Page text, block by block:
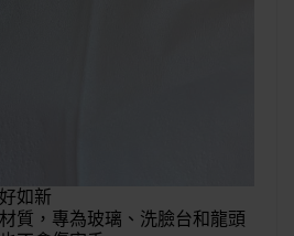
如新
質，專為玻璃、洗臉台和龍頭